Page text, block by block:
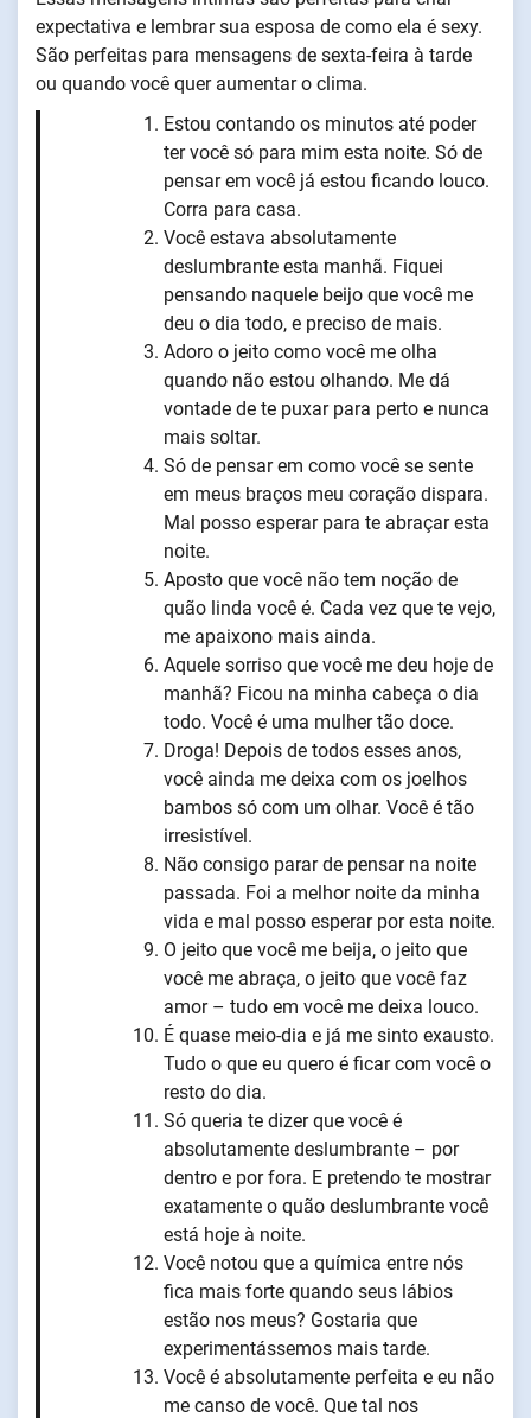
expectativa e lembrar sua esposa de como ela é sexy.
São perfeitas para mensagens de sexta-feira à tarde
ou quando você quer aumentar o clima.
Estou contando os minutos até poder
ter você só para mim esta noite. Só de
pensar em você já estou ficando louco.
Corra para casa.
Você estava absolutamente
deslumbrante esta manhã. Fiquei
pensando naquele beijo que você me
deu o dia todo, e preciso de mais.
Adoro o jeito como você me olha
quando não estou olhando. Me dá
vontade de te puxar para perto e nunca
mais soltar.
Só de pensar em como você se sente
em meus braços meu coração dispara.
Mal posso esperar para te abraçar esta
noite.
Aposto que você não tem noção de
quão linda você é. Cada vez que te vejo,
me apaixono mais ainda.
Aquele sorriso que você me deu hoje de
manhã? Ficou na minha cabeça o dia
todo. Você é uma mulher tão doce.
Droga! Depois de todos esses anos,
você ainda me deixa com os joelhos
bambos só com um olhar. Você é tão
irresistível.
Não consigo parar de pensar na noite
passada. Foi a melhor noite da minha
vida e mal posso esperar por esta noite.
O jeito que você me beija, o jeito que
você me abraça, o jeito que você faz
amor – tudo em você me deixa louco.
É quase meio-dia e já me sinto exausto.
Tudo o que eu quero é ficar com você o
resto do dia.
Só queria te dizer que você é
absolutamente deslumbrante – por
dentro e por fora. E pretendo te mostrar
exatamente o quão deslumbrante você
está hoje à noite.
Você notou que a química entre nós
fica mais forte quando seus lábios
estão nos meus? Gostaria que
experimentássemos mais tarde.
Você é absolutamente perfeita e eu não
me canso de você. Que tal nos